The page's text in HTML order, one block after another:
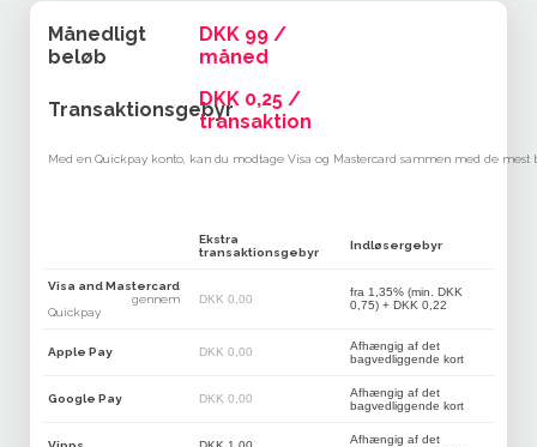
Månedligt
beløb
DKK 99 /
måned
TransaktionsgebyrDKK 0,25 /
transaktion
Med en Quickpay konto, kan du modtage Visa og Mastercard sammen med de
Ekstra
transaktionsgebyr
Indløsergebyr
Visa and Mastercard
gennem
Quickpay
DKK 0,00
fra 1,35% (min. DKK
0,75) + DKK 0,22
Apple Pay DKK 0,00
Afhængig af det
bagvedliggende kort
Google Pay DKK 0,00
Afhængig af det
bagvedliggende kort
Afhængig af det